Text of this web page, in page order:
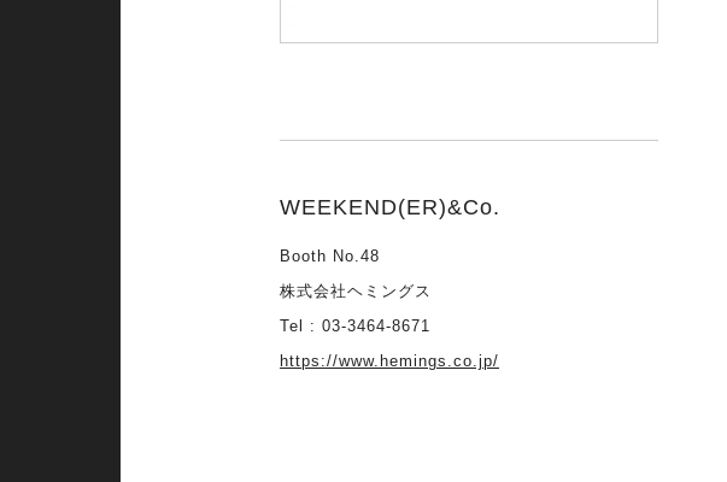
WEEKEND(ER)&Co.
Booth No.48
株式会社ヘミングス
Tel : 03-3464-8671
https://www.hemings.co.jp/